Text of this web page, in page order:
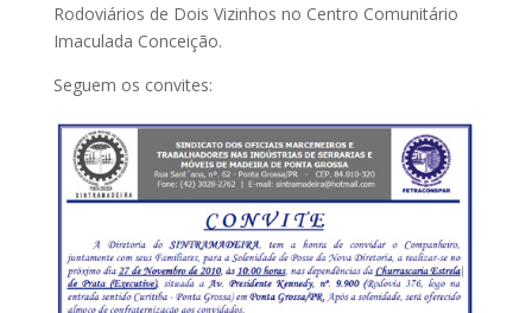
Rodoviários de Dois Vizinhos no Centro Comunitário
Imaculada Conceição.
Seguem os convites: